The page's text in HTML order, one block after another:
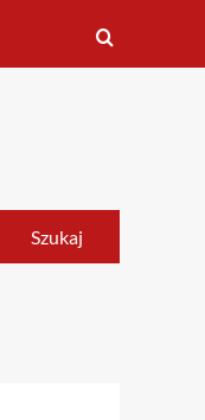
Szukaj